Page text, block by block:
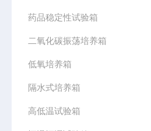
药品稳定性试验箱
二氧化碳振荡培养箱
低氧培养箱
隔水式培养箱
高低温试验箱